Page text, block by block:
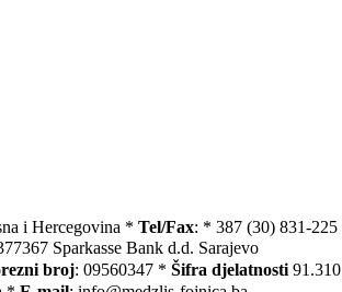
i Hercegovina * Tel/Fax: * 387 (30) 831-225
Sparkasse Bank d.d. Sarajevo
broj: 09560347 * Šifra djelatnosti91.310